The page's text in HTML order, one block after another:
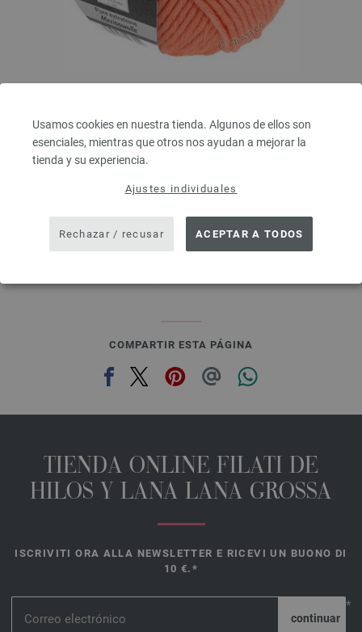
Usamos cookies en nuestra tienda. Algunos de ellos son
esenciales, mientras que otros nos ayudan a mejorar la
tienda y su experiencia.
Ajustes individuales
Rechazar / recusar ACEPTAR A TODOS
100 % Lana virgen merino
Longitud: aprox. 55 m / 50 g
Grosor de las agujas: 6 - 7
2,48 €RRP:5,00 €
IVA no incluido, más gastos de envío, Precio base:49,60 € / kg
COMPARTIR ESTA PÁGINA
TIENDA ONLINE FILATI DE
HILOS Y LANA LANA GROSSA
ISCRIVITI ORA ALLA NEWSLETTER E RICEVI UN BUONO DI
10 €.*
*